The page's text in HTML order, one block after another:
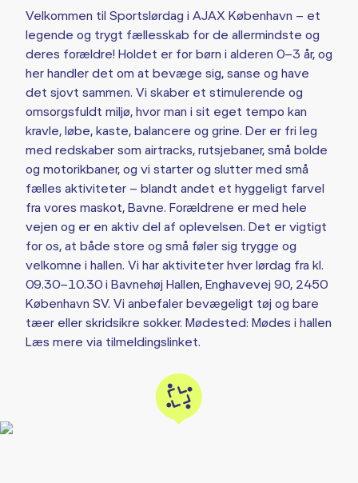
Velkommen til Sportslørdag i AJAX København – et
legende og trygt fællesskab for de allermindste og
deres forældre! Holdet er for børn i alderen 0–3 år, og
her handler det om at bevæge sig, sanse og have
det sjovt sammen. Vi skaber et stimulerende og
omsorgsfuldt miljø, hvor man i sit eget tempo kan
kravle, løbe, kaste, balancere og grine. Der er fri leg
med redskaber som airtracks, rutsjebaner, små bolde
og motorikbaner, og vi starter og slutter med små
fælles aktiviteter – blandt andet et hyggeligt farvel
fra vores maskot, Bavne. Forældrene er med hele
vejen og er en aktiv del af oplevelsen. Det er vigtigt
for os, at både store og små føler sig trygge og
velkomne i hallen. Vi har aktiviteter hver lørdag fra kl.
09.30–10.30 i Bavnehøj Hallen, Enghavevej 90, 2450
København SV. Vi anbefaler bevægeligt tøj og bare
tæer eller skridsikre sokker. Mødested: Mødes i hallen
Læs mere via tilmeldingslinket.